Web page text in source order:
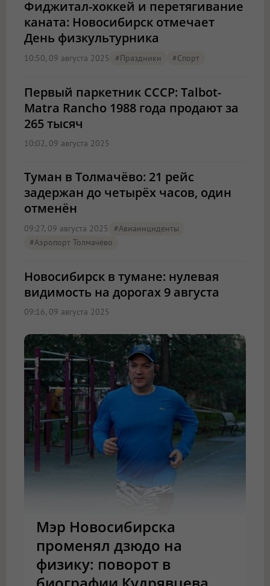
Фиджитал-хоккей и перетягивание
каната: Новосибирск отмечает
День физкультурника
10:50, 09 августа 2025 #Праздники #спорт
Первый паркетник СССР: Talbot-
Matra Rancho 1988 года продают за
265 тысяч
10:02, 09 августа 2025
Туман в Толмачёво: 21 рейс
задержан до четырёх часов, один
отменён
09:27, 09 августа 2025
#Авиаинциденты
#Аэропорт Толмачёво
Новосибирск в тумане: нулевая
видимость на дорогах 9 августа
09:16, 09 августа 2025
Мэр Новосибирска
променял дзюдо на
физику: поворот в